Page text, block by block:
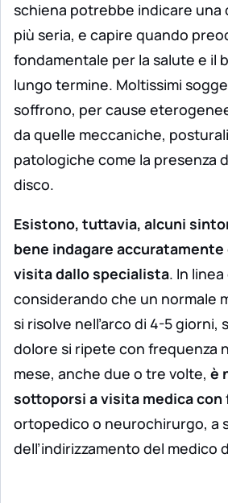
schiena potrebbe indicare una
più seria, e capire quando
fondamentale per la salute e il
lungo termine. Moltissimi
soffrono, per cause
da quelle meccaniche,
patologiche come la presenza
disco.
Esistono, tuttavia, alcuni
bene indagare accuratamente
visita dallo specialista. In
considerando che un normale
si risolve nell’arco di 4-5 giorni,
dolore si ripete con frequenza
mese, anche due o tre volte, è
sottoporsi a visita medica
ortopedico o neurochirurgo, a
dell’indirizzamento del medico